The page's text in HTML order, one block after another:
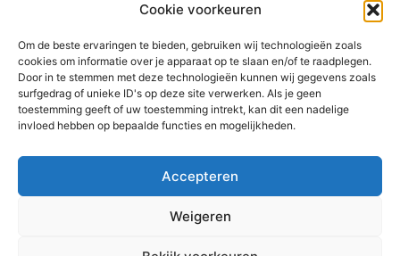
Cookie voorkeuren
Om de beste ervaringen te bieden, gebruiken wij technologieën zoals
cookies om informatie over je apparaat op te slaan en/of te raadplegen.
Door in te stemmen met deze technologieën kunnen wij gegevens zoals
surfgedrag of unieke ID's op deze site verwerken. Als je geen
toestemming geeft of uw toestemming intrekt, kan dit een nadelige
invloed hebben op bepaalde functies en mogelijkheden.
Accepteren
Weigeren
Copyright © 2026 AlleWandelRoutes.nl
Vul hier je e-mail adres in om het
GRATIS wandelboekje te
ontvangen